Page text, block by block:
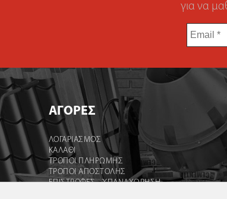
για να
Email
ΑΓΟΡΕΣ
ΛΟΓΑΡΙΑΣΜΌΣ
ΚΑΛΆΘΙ
ΤΡΟΠΟΙ ΠΛΗΡΩΜΗΣ
ΤΡΟΠΟΙ ΑΠΟΣΤΟΛΉΣ
ΕΠΙΣΤΡΟΦΕΣ - ΥΠΑΝΑΧΩΡΗΣΗ